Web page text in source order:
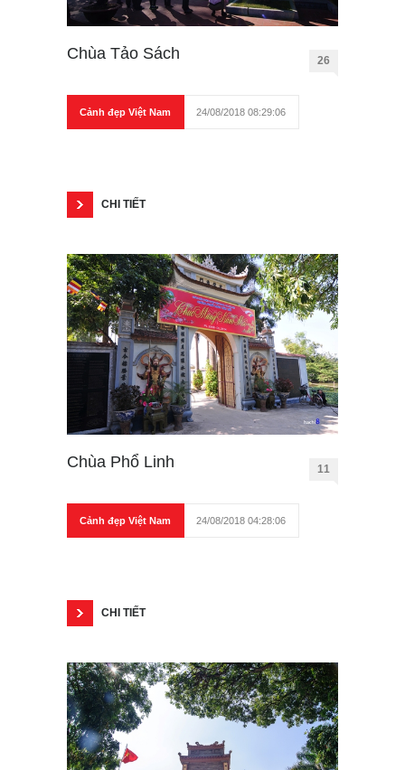
Chùa Tảo Sách 26
Cảnh đẹp Việt Nam 24/08/2018 08:29:06
CHI TIẾT
Chùa Phổ Linh 11
Cảnh đẹp Việt Nam 24/08/2018 04:28:06
CHI TIẾT